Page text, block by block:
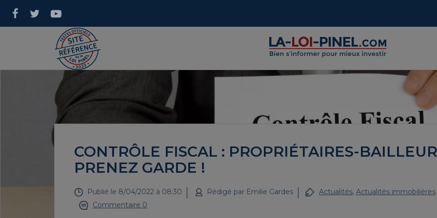
CONTRÔLE FISCAL : PROPRIÉTAIRES-
PRENEZ GARDE !
Publié le 8/04/2022 à 08:30 Rédigé par Emilie Gardes Actualités, Actualités immobilières
Commentaire 0